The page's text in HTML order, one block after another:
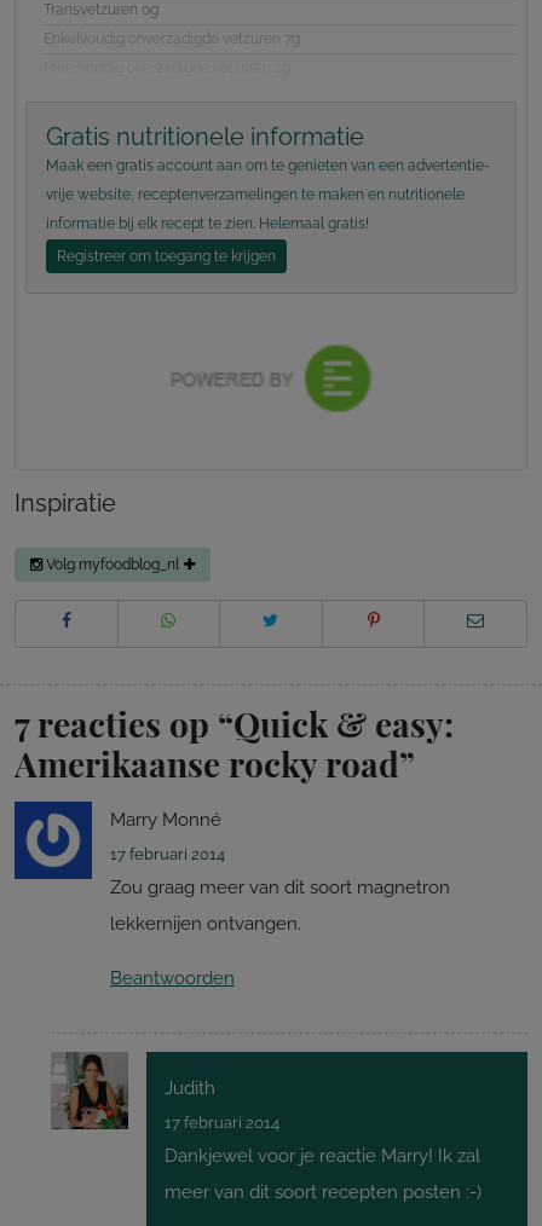
Transvetzuren 0g
Enkelvoudig onverzadigde vetzuren 7g
Gratis nutritionele informatie
Maak een gratis account aan om te genieten van een advertentie-
vrije website, receptenverzamelingen te maken en nutritionele
informatie bij elk recept te zien. Helemaal gratis!
Registreer om toegang te krijgen
Inspiratie
Volg myfoodblog_nl
7 reacties op “Quick & easy:
Amerikaanse rocky road”
Marry Monné
17 februari 2014
Zou graag meer van dit soort magnetron
lekkernijen ontvangen.
Beantwoorden
Judith
17 februari 2014
Dankjewel voor je reactie Marry! Ik zal
meer van dit soort recepten posten :-)